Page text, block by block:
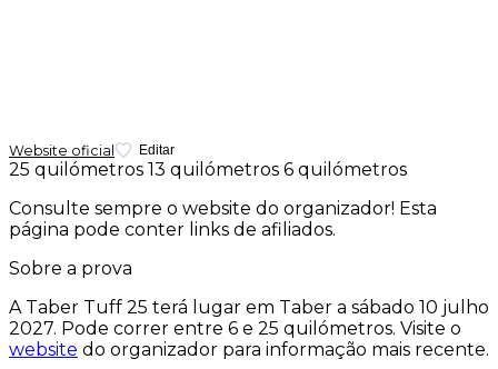
Website oficial Editar
25 quilómetros 13 quilómetros 6 quilómetros
Consulte sempre o website do organizador! Esta
página pode conter links de afiliados.
Sobre a prova
A Taber Tuff 25 terá lugar em Taber a sábado 10 julho
2027. Pode correr entre 6 e 25 quilómetros. Visite o
website do organizador para informação mais recente.